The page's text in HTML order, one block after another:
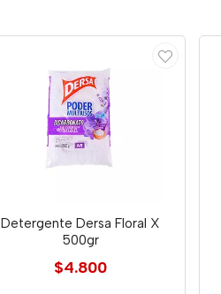
Detergente Dersa Floral X
500gr
$4.800